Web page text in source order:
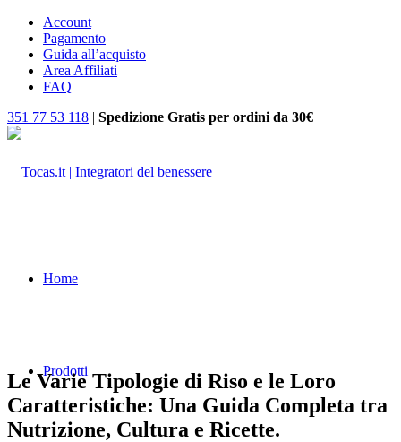
Account
Pagamento
Guida all’acquisto
Area Affiliati
FAQ
351 77 53 118 | Spedizione Gratis per ordini da 30€
Home
Prodotti
Le Varie Tipologie di Riso e le Loro
Caratteristiche: Una Guida Completa tra
Nutrizione, Cultura e Ricette.